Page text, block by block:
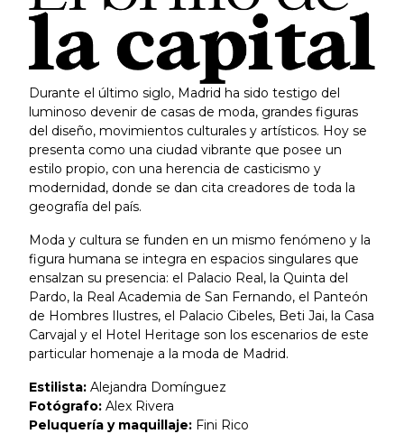
Durante el último siglo, Madrid ha sido testigo del
luminoso devenir de casas de moda, grandes figuras
del diseño, movimientos culturales y artísticos. Hoy se
presenta como una ciudad vibrante que posee un
estilo propio, con una herencia de casticismo y
modernidad, donde se dan cita creadores de toda la
geografía del país.
Moda y cultura se funden en un mismo fenómeno y la
figura humana se integra en espacios singulares que
ensalzan su presencia: el Palacio Real, la Quinta del
Pardo, la Real Academia de San Fernando, el Panteón
de Hombres Ilustres, el Palacio Cibeles, Beti Jai, la Casa
Carvajal y el Hotel Heritage son los escenarios de este
particular homenaje a la moda de Madrid.
Estilista: Alejandra Domínguez
Fotógrafo: Alex Rivera
Peluquería y maquillaje: Fini Rico